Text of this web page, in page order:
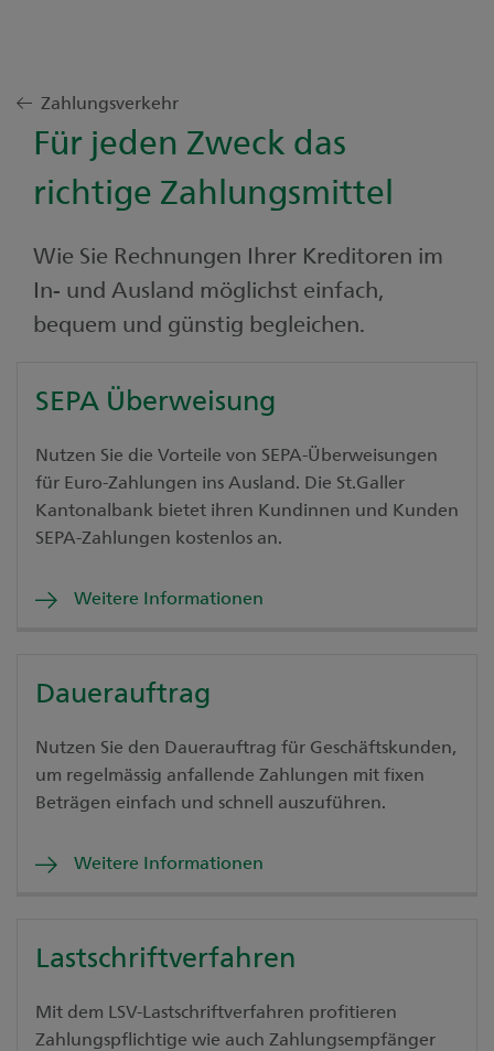
Zahlungsverkehr
Für jeden Zweck das
richtige Zahlungsmittel
Wie Sie Rechnungen Ihrer Kreditoren im
In- und Ausland möglichst einfach,
bequem und günstig begleichen.
SEPA Überweisung
Nutzen Sie die Vorteile von SEPA-Überweisungen
für Euro-Zahlungen ins Ausland. Die St.Galler
Kantonalbank bietet ihren Kundinnen und Kunden
SEPA-Zahlungen kostenlos an.
Weitere Informationen
Dauerauftrag
Nutzen Sie den Dauerauftrag für Geschäftskunden,
um regelmässig anfallende Zahlungen mit fixen
Beträgen einfach und schnell auszuführen.
Weitere Informationen
Lastschriftverfahren
Mit dem LSV-Lastschriftverfahren profitieren
Zahlungspflichtige wie auch Zahlungsempfänger